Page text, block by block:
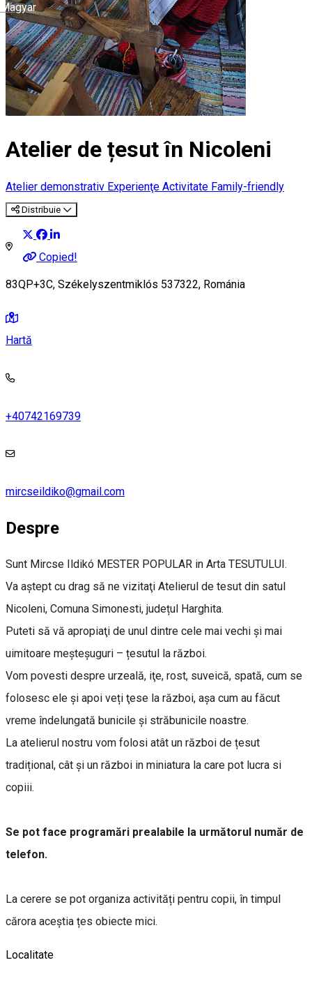
Magyar
Atelier de țesut în Nicoleni
Atelier demonstrativ Experienţe Activitate Family-friendly
Distribuie
Copied!
83QP+3C, Székelyszentmiklós 537322, Románia
Hartă
+40742169739
mircseildiko@gmail.com
Despre
Sunt Mircse Ildikó MESTER POPULAR in Arta TESUTULUI.
Va aştept cu drag să ne vizitaţi Atelierul de tesut din satul
Nicoleni, Comuna Simonesti, județul Harghita.
Puteti să vă apropiaţi de unul dintre cele mai vechi şi mai
uimitoare meşteşuguri – țesutul la război.
Vom povesti despre urzeală, iţe, rost, suveică, spată, cum se
folosesc ele și apoi veți ţese la război, aşa cum au făcut
vreme îndelungată bunicile şi străbunicile noastre.
La atelierul nostru vom folosi atât un război de țesut
tradițional, cât și un război in miniatura la care pot lucra si
copiii.
Se pot face programări prealabile la următorul număr de
telefon.
La cerere se pot organiza activități pentru copii, în timpul
cărora aceștia țes obiecte mici.
Localitate